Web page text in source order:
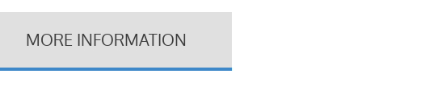
MORE INFORMATION